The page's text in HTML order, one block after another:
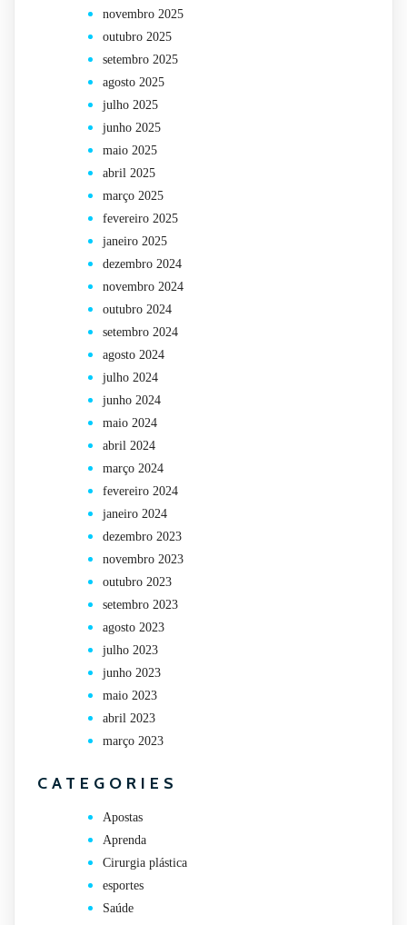
novembro 2025
outubro 2025
setembro 2025
agosto 2025
julho 2025
junho 2025
maio 2025
abril 2025
março 2025
fevereiro 2025
janeiro 2025
dezembro 2024
novembro 2024
outubro 2024
setembro 2024
agosto 2024
julho 2024
junho 2024
maio 2024
abril 2024
março 2024
fevereiro 2024
janeiro 2024
dezembro 2023
novembro 2023
outubro 2023
setembro 2023
agosto 2023
julho 2023
junho 2023
maio 2023
abril 2023
março 2023
CATEGORIES
Apostas
Aprenda
Cirurgia plástica
esportes
Saúde